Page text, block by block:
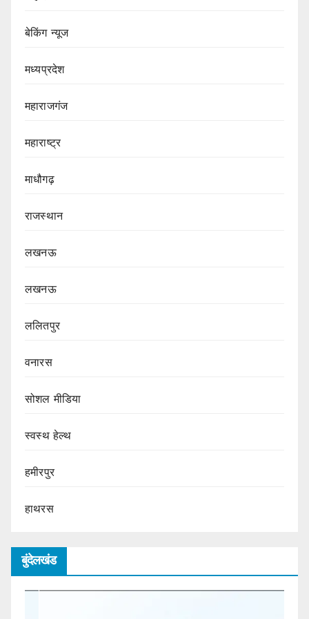
बेकिंग न्यूज
मध्यप्रदेश
महाराजगंज
महाराष्ट्र
माधौगढ़
राजस्थान
लखनऊ
लखनऊ
ललितपुर
वनारस
सोशल मीडिया
स्वस्थ हेल्थ
हमीरपुर
हाथरस
बुंदेलखंड